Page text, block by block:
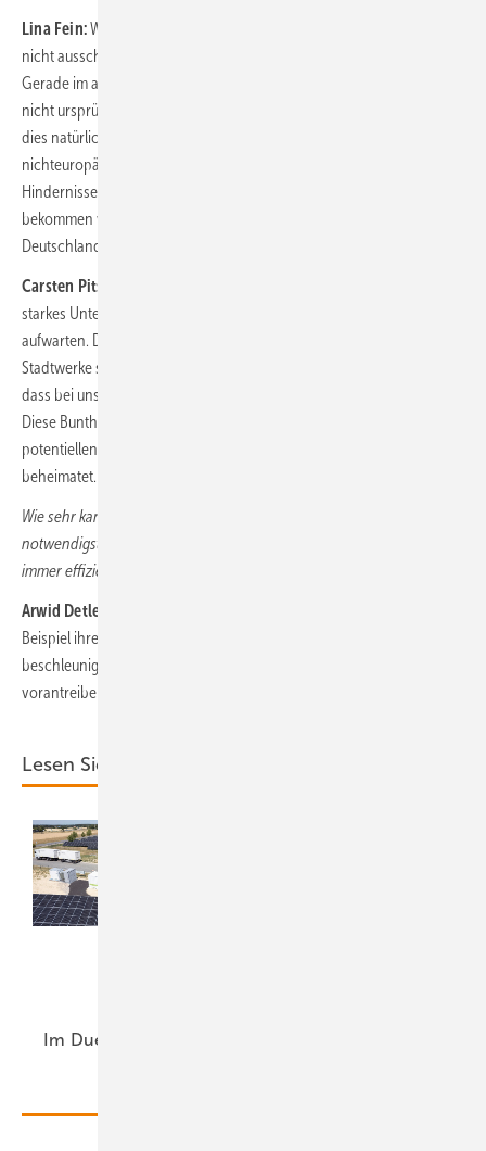
Lina Fein:Wir können unseren hochspezialisierten Personalbedarf
nicht ausschließlich über den deutschen Arbeitsmarkt decken.
Gerade im akademischen Umfeld stellen wir viele KollegInnen ein, die
nicht ursprünglich in Deutschland beheimatet sind. Am einfachsten ist
dies natürlich innerhalb der Europäischen Union. Fachpersonal aus
nichteuropäischem Ausland zu rekrutieren, bringt natürlich mehr
Hindernisse in Form behördlichen Aufwands mit sich, aber auch das
bekommen wir hin. Die Firmensprache ist Englisch, allein in
Deutschland beschäftigten wir Mitarbeitende aus 89 Nationen.
Carsten Pitschke:
starkes Unternehmen und mit 89 Nationen können wir nicht
aufwarten. Düsseldorf ist aber eine internationale Stadt und die
Stadtwerke spiegeln das wider. Unser letzter Personalreport zeigt,
dass bei uns Kolleginnen und Kollegen aus über 20 Ländern arbeiten.
Diese Buntheit ist für uns also normal. Der Großteil unserer
potentiellen BewerberInnen ist dabei aber schon in unserer Region
beheimatet.
Wie sehr kann aber nun die Digitalisierung helfen, nur die
notwendigsten Verstärkungen beim Personal zu erreichen und dieses
immer effizienter einzusetzen.
Arwid Detlefs:
Beispiel ihre Prozesse mittels Digitalisierung vereinfachen und
beschleunigen können, wie sie Schulungen optimieren und weiter
vorantreiben können.
Lesen Sie auch:
Im Duett am